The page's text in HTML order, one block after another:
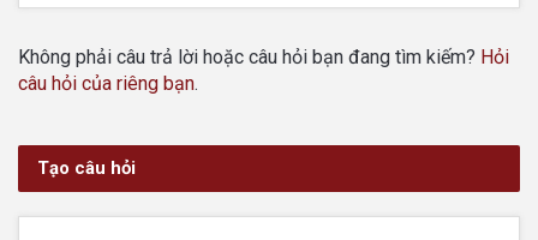
Không phải câu trả lời hoặc câu hỏi bạn đang tìm kiếm? Hỏi
câu hỏi của riêng bạn.
Tạo câu hỏi